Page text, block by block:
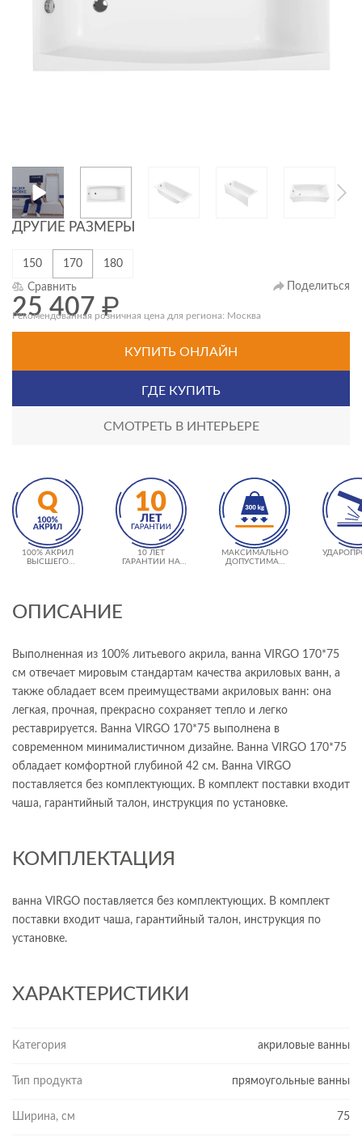
ДРУГИЕ РАЗМЕРЫ
150 170 180
Сравнить Поделиться
25 407₽
Рекомендованная розничная цена для региона: Москва
КУПИТЬ ОНЛАЙН
ГДЕ КУПИТЬ
СМОТРЕТЬ В ИНТЕРЬЕРЕ
100% АКРИЛ
ВЫСШЕГО
10 ЛЕТ
ГАРАНТИИ НА
МАКСИМАЛЬНО
ДОПУСТИМАЯ
ОПИСАНИЕ
Выполненная из 100% литьевого акрила, ванна VIRGO 170*75
см отвечает мировым стандартам качества акриловых ванн, а
также обладает всем преимуществами акриловых ванн: она
легкая, прочная, прекрасно сохраняет тепло и легко
реставрируется. Ванна VIRGO 170*75 выполнена в
современном минималистичном дизайне. Ванна VIRGO 170*75
обладает комфортной глубиной 42 см. Ванна VIRGO
поставляется без комплектующих. В комплект поставки входит
чаша, гарантийный талон, инструкция по установке.
КОМПЛЕКТАЦИЯ
ванна VIRGO поставляется без комплектующих. В комплект
поставки входит чаша, гарантийный талон, инструкция по
установке.
ХАРАКТЕРИСТИКИ
Категория акриловые ванны
Тип продукта прямоугольные ванны
Ширина, см 75